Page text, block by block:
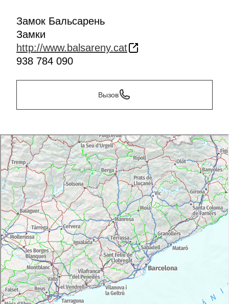
Замок Бальсарень
Замки
http://www.balsareny.cat
938 784 090
Вызов